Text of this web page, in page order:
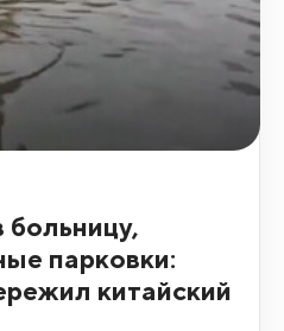
больницу,
парковки:
китайский